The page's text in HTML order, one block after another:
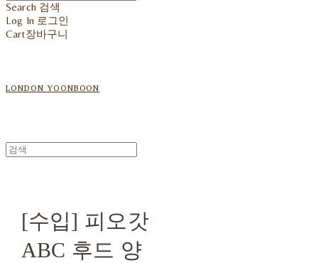
Search 검색
Log In 로그인
Cart장바구니
LONDON YOONBOON
[수입] 피오갓
ABC 후드 양